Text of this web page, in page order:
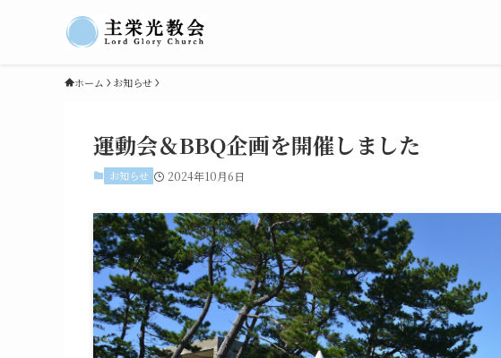
ホーム お知らせ
運動会＆BBQ企画を開催しました
お知らせ 2024年10月6日